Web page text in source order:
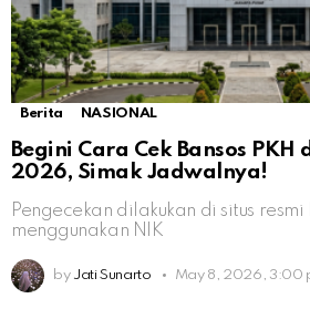
Berita NASIONAL
Begini Cara Cek Bansos PKH
2026, Simak Jadwalnya!
Pengecekan dilakukan di situs resmi
menggunakan NIK
by Jati Sunarto May 8, 2026, 3:00